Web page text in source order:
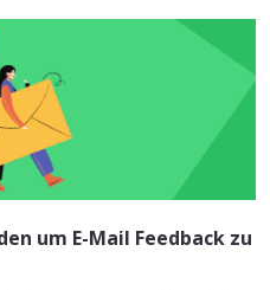
um E-Mail Feedback zu